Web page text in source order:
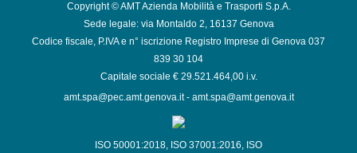
Copyright © AMT Azienda Mobilità e Trasporti S.p.A.
Sede legale: via Montaldo 2, 16137 Genova
Codice fiscale, P.IVA e n° iscrizione Registro Imprese di Genova 037
839 30 104
Capitale sociale € 29.521.464,00 i.v.
amt.spa@pec.amt.genova.it- amt.spa@amt.genova.it
ISO 50001:2018, ISO 37001:2016, ISO